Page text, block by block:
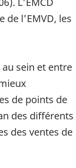
de l'EMVD, les
sein et entre
de points de
des différents
des ventes de